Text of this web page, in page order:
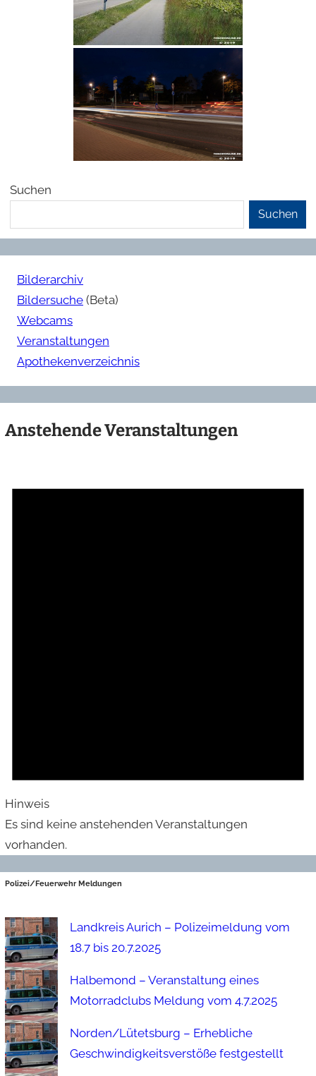
Suchen
Suchen
Bilderarchiv
Bildersuche (Beta)
Webcams
Veranstaltungen
Apothekenverzeichnis
Anstehende Veranstaltungen
Hinweis
Es sind keine anstehenden Veranstaltungen
vorhanden.
Polizei/Feuerwehr Meldungen
Landkreis Aurich – Polizeimeldung vom
18.7 bis 20.7.2025
Halbemond – Veranstaltung eines
Motorradclubs Meldung vom 4.7.2025
Norden/Lütetsburg – Erhebliche
Geschwindigkeitsverstöße festgestellt